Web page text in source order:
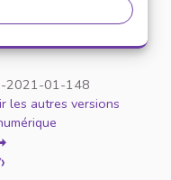
Appellation personne
2021-01-148
les autres versions